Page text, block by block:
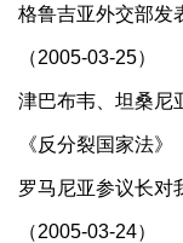
格鲁吉亚外交部发
（2005-03-25）
津巴布韦、坦桑尼
《反分裂国家法》
罗马尼亚参议长对
（2005-03-24）